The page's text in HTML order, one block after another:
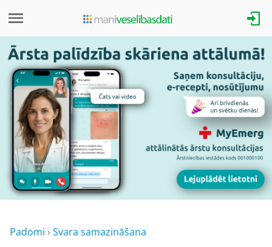
Padomi › Svara samazināšana